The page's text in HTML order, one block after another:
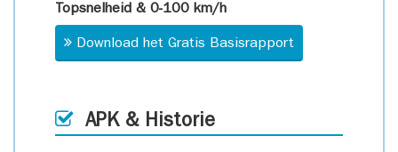
Topsnelheid & 0-100 km/h
Download het Gratis Basisrapport
APK & Historie